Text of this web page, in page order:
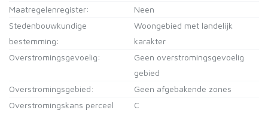
Maatregelenregister:
Neen
Stedenbouwkundige
bestemming:
Woongebied met landelijk
karakter
Overstromingsgevoelig:
Geen overstromingsgevoelig
gebied
Overstromingsgebied:
Geen afgebakende zones
Overstromingskans perceel
C